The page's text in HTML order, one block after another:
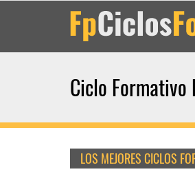
Ciclo Formativo
LOS MEJORES CICLOS